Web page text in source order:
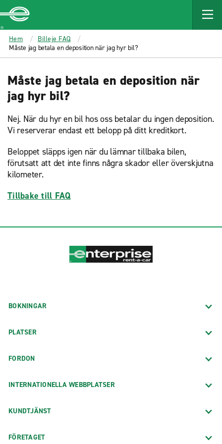
MAIN
CONTENT
Enterprise
Hem
Billeje FAQ
Måste jag betala en deposition när jag hyr bil?
Måste jag betala en deposition när
jag hyr bil?
Nej. När du hyr en bil hos oss betalar du ingen deposition.
Vi reserverar endast ett belopp på ditt kreditkort.
Beloppet släpps igen när du lämnar tillbaka bilen,
förutsatt att det inte finns några skador eller överskjutna
kilometer.
Tillbake till FAQ
BOKNINGAR
PLATSER
FORDON
INTERNATIONELLA WEBBPLATSER
KUNDTJÄNST
FÖRETAGET